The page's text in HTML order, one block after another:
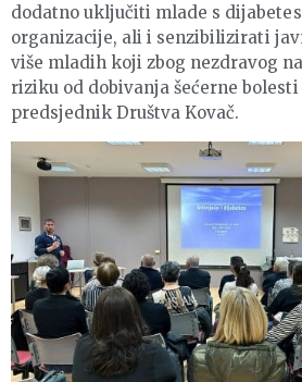
dodatno uključiti mlade s
organizacije, ali i senzibilizirati
više mladih koji zbog nezdravog
riziku od dobivanja šećerne
predsjednik Društva Kovač.